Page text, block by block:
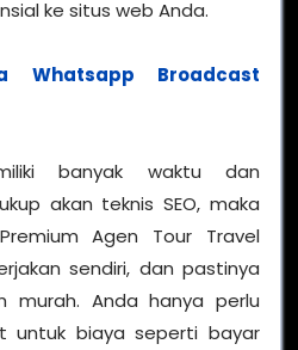
ke situs web Anda.
Whatsapp Broadcast
banyak waktu dan
akan teknis SEO, maka
Agen Tour Travel
sendiri, dan pastinya
murah. Anda hanya perlu
untuk biaya seperti bayar